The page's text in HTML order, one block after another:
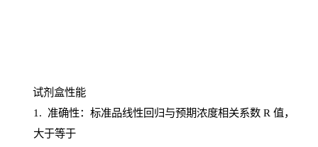
试剂盒性能
1 . 准确性：标准品线性回归与预期浓度相关系数 R 值，
大于等于